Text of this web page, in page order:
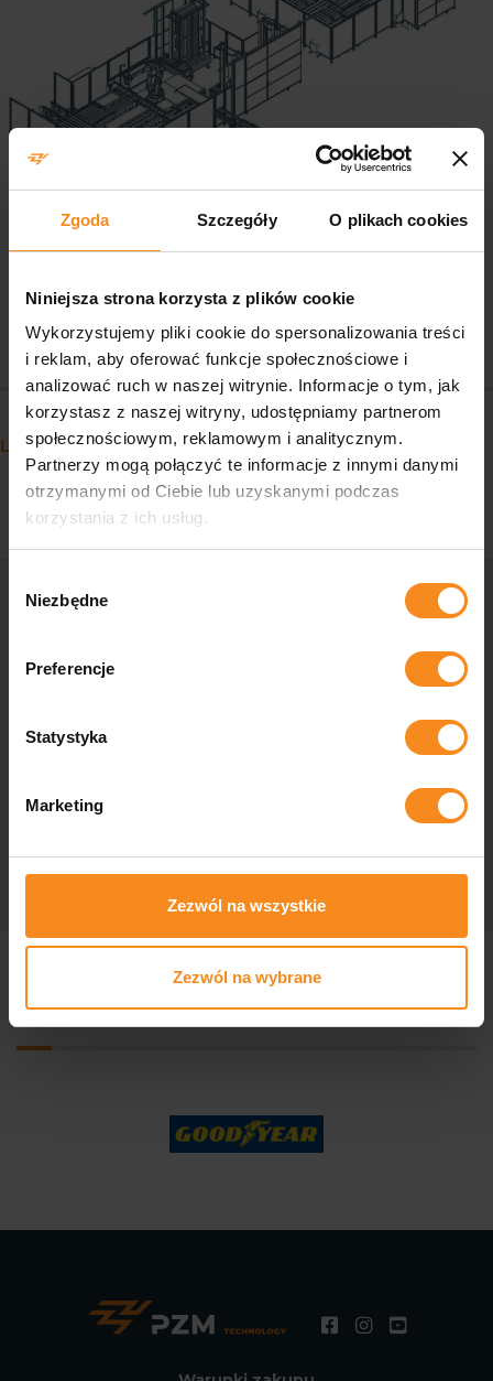
Zgoda Szczegóły O plikach cookies
Niniejsza strona korzysta z plików cookie
Wykorzystujemy pliki cookie do spersonalizowania treści
i reklam, aby oferować funkcje społecznościowe i
analizować ruch w naszej witrynie. Informacje o tym, jak
korzystasz z naszej witryny, udostępniamy partnerom
społecznościowym, reklamowym i analitycznym.
Partnerzy mogą połączyć te informacje z innymi danymi
otrzymanymi od Ciebie lub uzyskanymi podczas
korzystania z ich usług.
zgody
Niezbędne
Preferencje
Statystyka
Marketing
Zezwól na wszystkie
Zezwól na wybrane
Nawigacja po artykułach
Przenośnik taśmowy wprowadzający płytę
Linia paletyzacji
Skontaktuj się z nami
zautomatyzowana, potrzebujesz rozwiązań przemysłowych
szytych na miarę lub masz do nas pytania? Skontaktuj się z
Produkujemy dla znanych firm